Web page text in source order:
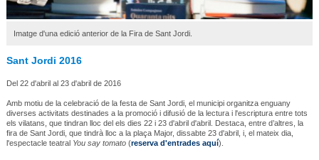
Imatge d'una edició anterior de la Fira de Sant Jordi.
Sant Jordi 2016
Del 22 d'abril al 23 d'abril de 2016
Amb motiu de la celebració de la festa de Sant Jordi, el municipi organitza enguany
diverses activitats destinades a la promoció i difusió de la lectura i l'escriptura entre tots
els vilatans, que tindran lloc del els dies 22 i 23 d'abril d'abril. Destaca, entre d’altres, la
fira de Sant Jordi, que tindrà lloc a la plaça Major, dissabte 23 d'abril, i, el mateix dia,
l'espectacle teatral You say tomato(reserva d'entrades aquí).